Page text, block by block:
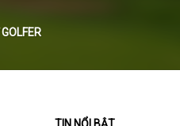
TIN NỔI BẬT